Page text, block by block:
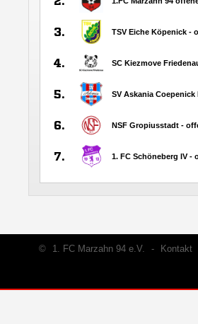
© 1. FC Marzahn 94 e.V. - Kontakt